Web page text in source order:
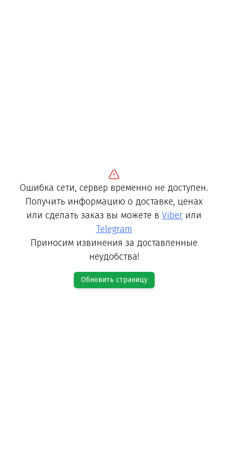
Ошибка сети, сервер временно не доступен.
Получить информацию о доставке, ценах
или сделать заказ вы можете в Viber или
Telegram
Приносим извинения за доставленные
неудобства!
Обновить страницу